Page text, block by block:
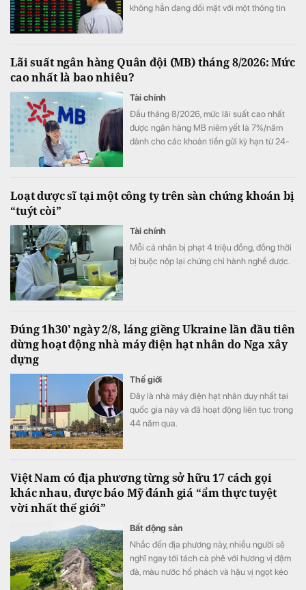
không hẳn đang đối mặt với một thông tin
Lãi suất ngân hàng Quân đội (MB) tháng 8/2026: Mức
cao nhất là bao nhiêu?
Tài chính
Đầu tháng 8/2026, mức lãi suất cao nhất
được ngân hàng MB niêm yết là 7%/năm
dành cho các khoản tiền gửi kỳ hạn từ 24-
Loạt dược sĩ tại một công ty trên sàn chứng khoán bị
“tuýt còi”
Tài chính
Mỗi cá nhân bị phạt 4 triệu đồng, đồng thời
bị buộc nộp lại chứng chỉ hành nghề dược.
Đúng 1h30' ngày 2/8, láng giềng Ukraine lần đầu tiên
dừng hoạt động nhà máy điện hạt nhân do Nga xây
dựng
Thế giới
Đây là nhà máy điện hạt nhân duy nhất tại
quốc gia này và đã hoạt động liên tục trong
44 năm qua.
Việt Nam có địa phương từng sở hữu 17 cách gọi
khác nhau, được báo Mỹ đánh giá “ẩm thực tuyệt
vời nhất thế giới”
Bất động sản
Nhắc đến địa phương này, nhiều người sẽ
nghĩ ngay tới tách cà phê với hương vị đậm
đà, màu nước hổ phách và hậu vị ngọt kéo